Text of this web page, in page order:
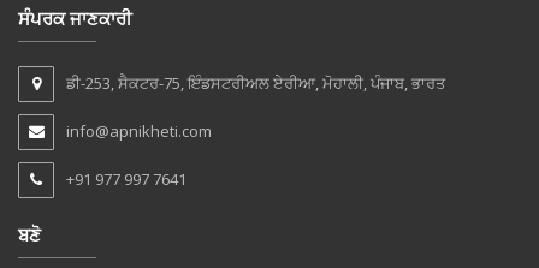
ਸੰਪਰਕ ਜਾਣਕਾਰੀ
ਡੀ-253, ਸੈਕਟਰ-75, ਇੰਡਸਟਰੀਅਲ ਏਰੀਆ, ਮੋਹਾਲੀ, ਪੰਜਾਬ, ਭਾਰਤ
info@apnikheti.com
+91 977 997 7641
ਬਣੋ